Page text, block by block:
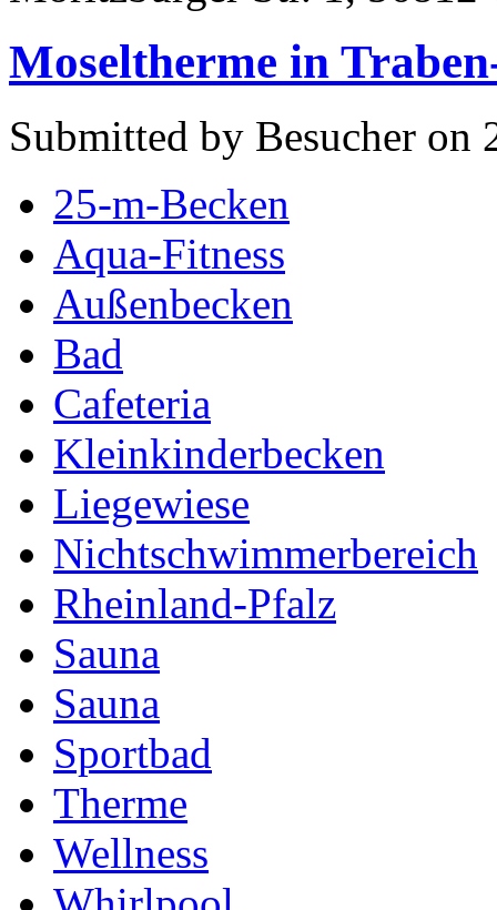
Moseltherme in
Submitted by Besucher
25-m-Becken
Aqua-Fitness
Außenbecken
Bad
Cafeteria
Kleinkinderbecken
Liegewiese
Nichtschwimmerbereich
Rheinland-Pfalz
Sauna
Sauna
Sportbad
Therme
Wellness